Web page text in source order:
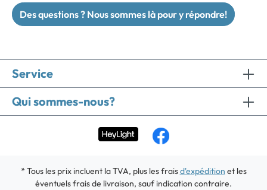
Des questions ? Nous sommes là pour y répondre!
Service
Qui sommes-nous?
* Tous les prix incluent la TVA, plus les fraisd'expédition et les
éventuels frais de livraison, sauf indication contraire.